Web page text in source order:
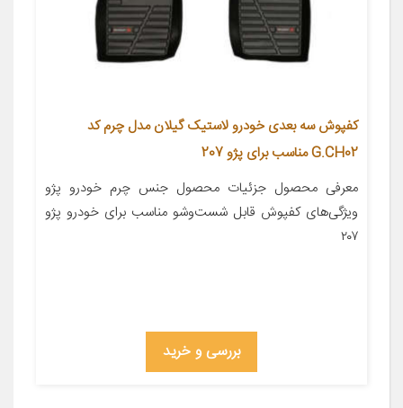
کفپوش سه بعدی خودرو لاستیک گیلان مدل چرم کد
G.CH02 مناسب برای پژو 207
معرفی محصول جزئیات محصول جنس چرم خودرو پژو
ویژگی‌های کفپوش قابل شست‌وشو مناسب برای خودرو پژو
۲۰۷
بررسی و خرید